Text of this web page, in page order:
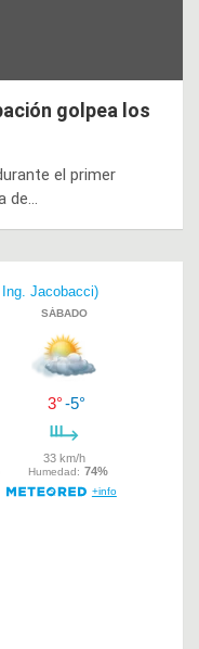
golpea los
el primer
de…